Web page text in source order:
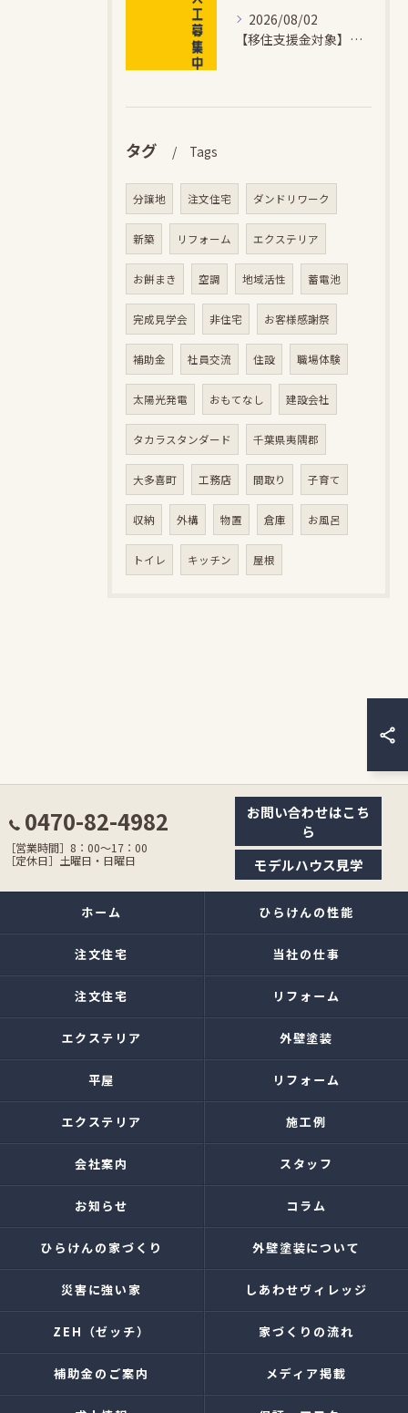
2026/08/02
【移住支援金対象】【未経験歓迎】大多喜町で「見えないところも...
タグ Tags
分譲地 注文住宅 ダンドリワーク
新築 リフォーム エクステリア
お餅まき 空調 地域活性 蓄電池
完成見学会 非住宅 お客様感謝祭
補助金 社員交流 住設 職場体験
太陽光発電 おもてなし 建設会社
タカラスタンダード 千葉県夷隅郡
大多喜町 工務店 間取り 子育て
収納 外構 物置 倉庫 お風呂
トイレ キッチン 屋根
0470-82-4982
［営業時間］8：00〜17：00
［定休日］土曜日・日曜日
お問い合わせはこち
ら
モデルハウス見学
ホーム ひらけんの性能
注文住宅 当社の仕事
注文住宅 リフォーム
エクステリア 外壁塗装
平屋 リフォーム
エクステリア 施工例
会社案内 スタッフ
お知らせ コラム
ひらけんの家づくり 外壁塗装について
災害に強い家 しあわせヴィレッジ
ZEH（ゼッチ） 家づくりの流れ
補助金のご案内 メディア掲載